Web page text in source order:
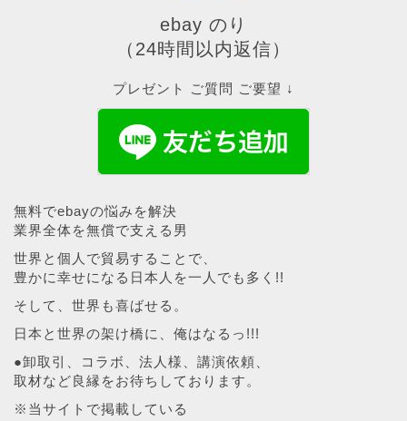
ebay のり
（24時間以内返信）
プレゼント ご質問 ご要望 ↓
無料でebayの悩みを解決
業界全体を無償で支える男
世界と個人で貿易することで、
豊かに幸せになる日本人を一人でも多く!!
そして、世界も喜ばせる。
日本と世界の架け橋に、俺はなるっ!!!
●卸取引、コラボ、法人様、講演依頼、
取材など良縁をお待ちしております。
※当サイトで掲載している